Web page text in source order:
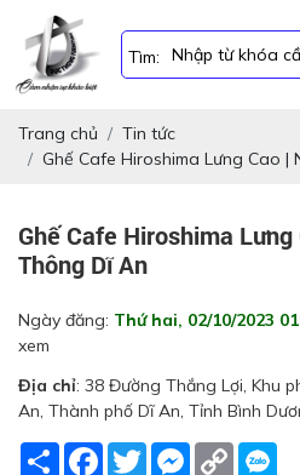
Tìm:
Trang chủ
Tin tức
Ghế Cafe Hiroshima Lưng Cao |
Ghế Cafe Hiroshima
Thông Dĩ An
Ngày đăng: Thứ hai, 02/10/2023
xem
Địa chỉ: 38 Đường Thắng Lợi, Khu
An, Thành phố Dĩ An, Tỉnh Bình
Share Facebook
TwitterMessenger
Copy